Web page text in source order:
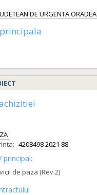
DE URGENTA ORADEA
4208498 2021 88
principal:
de paza (Rev.2)